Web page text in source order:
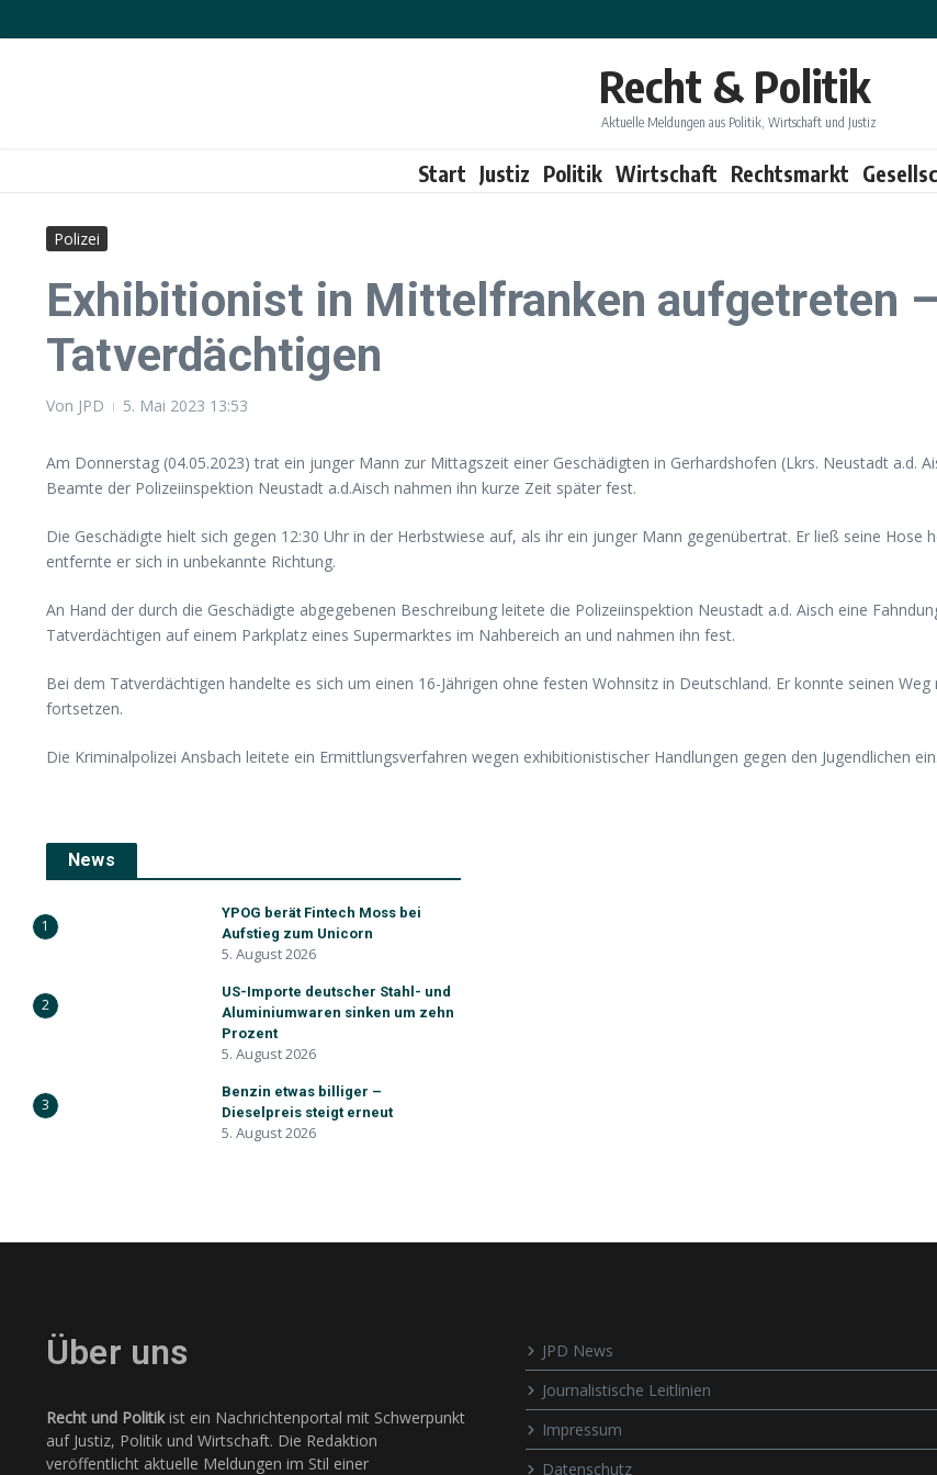
Recht & Politik
Aktuelle Meldungen aus Politik, Wirtschaft und Justiz
Start Justiz Politik Wirtschaft Rechtsmarkt
Polizei
Exhibitionist in Mittelfranken aufgetreten
Tatverdächtigen
Von JPD 5. Mai 2023 13:53
Am Donnerstag (04.05.2023) trat ein junger Mann zur Mittagszeit einer Geschädigten in Gerhardshofen (Lkrs. Neustadt a.d.
Beamte der Polizeiinspektion Neustadt a.d.Aisch nahmen ihn kurze Zeit später fest.
Die Geschädigte hielt sich gegen 12:30 Uhr in der Herbstwiese auf, als ihr ein junger Mann gegenübertrat. Er ließ seine
entfernte er sich in unbekannte Richtung.
An Hand der durch die Geschädigte abgegebenen Beschreibung leitete die Polizeiinspektion Neustadt a.d. Aisch eine
Tatverdächtigen auf einem Parkplatz eines Supermarktes im Nahbereich an und nahmen ihn fest.
Bei dem Tatverdächtigen handelte es sich um einen 16-Jährigen ohne festen Wohnsitz in Deutschland. Er konnte seinen
fortsetzen.
Die Kriminalpolizei Ansbach leitete ein Ermittlungsverfahren wegen exhibitionistischer Handlungen gegen den Jugendlichen ein.
News
1
YPOG berät Fintech Moss bei
Aufstieg zum Unicorn
5. August 2026
2
US-Importe deutscher Stahl- und
Aluminiumwaren sinken um zehn
Prozent
5. August 2026
3
Benzin etwas billiger –
Dieselpreis steigt erneut
5. August 2026
Über uns
Recht und Politikist ein Nachrichtenportal mit Schwerpunkt
auf Justiz, Politik und Wirtschaft. Die Redaktion
veröffentlicht aktuelle Meldungen im Stil einer
JPD News
Journalistische Leitlinien
Impressum
Datenschutz